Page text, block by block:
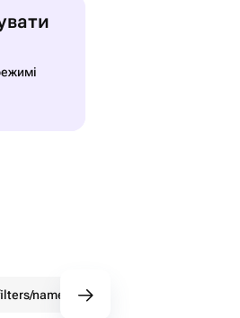
name_fast_delivery